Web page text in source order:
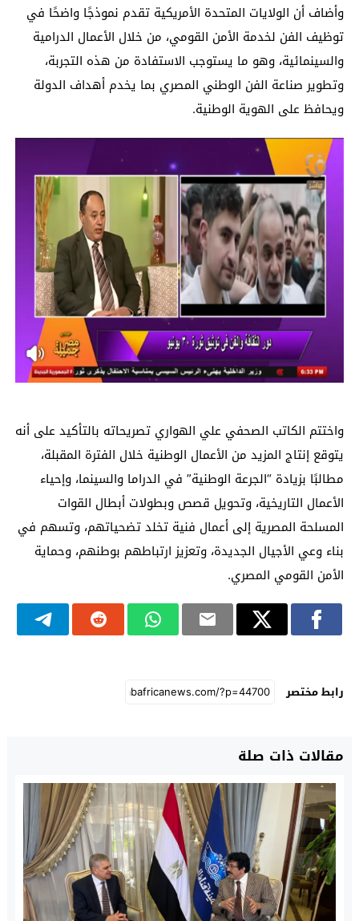
وأضاف أن الولايات المتحدة الأمريكية تقدم نموذجًا واضحًا في
توظيف الفن لخدمة الأمن القومي، من خلال الأعمال الدرامية
والسينمائية، وهو ما يستوجب الاستفادة من هذه التجربة،
وتطوير صناعة الفن الوطني المصري بما يخدم أهداف الدولة
ويحافظ على الهوية الوطنية.
واختتم الكاتب الصحفي علي الهواري تصريحاته بالتأكيد على أنه
يتوقع إنتاج المزيد من الأعمال الوطنية خلال الفترة المقبلة،
مطالبًا بزيادة “الجرعة الوطنية” في الدراما والسينما، وإحياء
الأعمال التاريخية، وتحويل قصص وبطولات أبطال القوات
المسلحة المصرية إلى أعمال فنية تخلد تضحياتهم، وتسهم في
بناء وعي الأجيال الجديدة، وتعزيز ارتباطهم بوطنهم، وحماية
الأمن القومي المصري.
رابط مختصر
مقالات ذات صلة